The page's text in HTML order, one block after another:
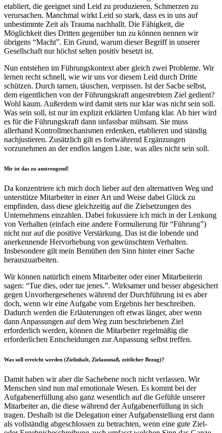
etabliert, die geeignet sind Leid zu produzieren, Schmerzen zu
verursachen. Manchmal wirkt Leid so stark, dass es in uns auf
unbestimmte Zeit als Trauma nachhallt. Die Fähigkeit, die
Möglichkeit dies Dritten gegenüber tun zu können nennen wir
übrigens “Macht”. Ein Grund, warum dieser Begriff in unserer
Gesellschaft nur höchst selten positiv besetzt ist.
Nun entstehen im Führungskontext aber gleich zwei Probleme. Wir
lernen recht schnell, wie wir uns vor diesem Leid durch Dritte
schützen. Durch tarnen, täuschen, verpissen. Ist der Sache selbst,
dem eigentlichen von der Führungskraft angestrebtem Ziel gedient?
Wohl kaum. Außerdem wird damit stets nur klar was nicht sein soll.
Was sein soll, ist nur im explizit erklärten Umfang klar. Ab hier wird
es für die Führungskraft dann unfassbar mühsam. Sie muss
allerhand Kontrollmechanismen erdenken, etablieren und ständig
nachjustieren. Zusätzlich gilt es fortwährend Ergänzungen
vorzunehmen an der endlos langen Liste, was alles nicht sein soll.
Mir ist das zu anstrengend!
Da konzentriere ich mich doch lieber auf den alternativen Weg und
unterstütze Mitarbeiter in einer Art und Weise dabei Glück zu
empfinden, dass diese gleichzeitig auf die Zielsetzungen des
Unternehmens einzahlen. Dabei fokussiere ich mich in der Lenkung
von Verhalten (einfach eine andere Formulierung für “Führung”)
nicht nur auf die positive Verstärkung. Das ist die lobende und
anerkennende Hervorhebung von gewünschtem Verhalten.
Insbesondere gilt mein Bemühen den Sinn hinter einer Sache
herauszuarbeiten.
Wir können natürlich einem Mitarbeiter oder einer Mitarbeiterin
sagen: “Tue dies, oder tue jenes.”. Wirksamer und besser abgesichert
gegen Unvorhergesehenes während der Durchführung ist es aber
doch, wenn wir eine Aufgabe vom Ergebnis her beschreiben.
Dadurch werden die Erläuterungen oft etwas länger, aber wenn
dann Anpassungen auf dem Weg zum beschriebenen Ziel
erforderlich werden, können die Mitarbeiter regelmäßig die
erforderlichen Entscheidungen zur Anpassung selbst treffen.
Was soll erreicht werden (Zielinhalt, Zielausmaß, zeitlicher Bezug)?
Damit haben wir aber die Sachebene noch nicht verlassen. Wir
Menschen sind nun mal emotionale Wesen. Es kommt bei der
Aufgabenerfüllung also ganz wesentlich auf die Gefühle unserer
Mitarbeiter an, die diese während der Aufgabenerfüllung in sich
tragen. Deshalb ist die Delegation einer Aufgabenstellung erst dann
als vollständig abgeschlossen zu betrachten, wenn eine gute Ziel-